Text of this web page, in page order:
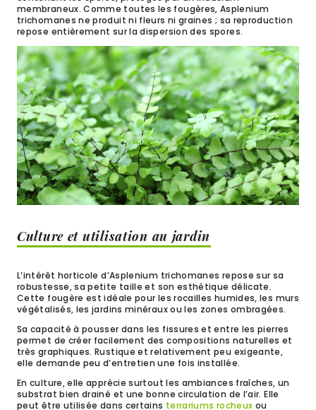
membraneux. Comme toutes les fougères, Asplenium
trichomanes ne produit ni fleurs ni graines ; sa reproduction
repose entièrement sur la dispersion des spores.
Culture et utilisation au jardin
L’intérêt horticole d’Asplenium trichomanes repose sur sa
robustesse, sa petite taille et son esthétique délicate.
Cette fougère est idéale pour les rocailles humides, les murs
végétalisés, les jardins minéraux ou les zones ombragées.
Sa capacité à pousser dans les fissures et entre les pierres
permet de créer facilement des compositions naturelles et
très graphiques. Rustique et relativement peu exigeante,
elle demande peu d’entretien une fois installée.
En culture, elle apprécie surtout les ambiances fraîches, un
substrat bien drainé et une bonne circulation de l’air. Elle
peut être utilisée dans certains terrariums rocheux ou